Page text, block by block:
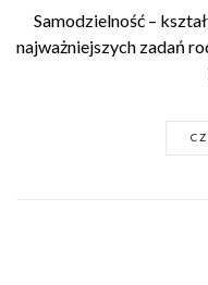
Samodzielność –
najważniejszych zadań